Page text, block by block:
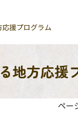
援プログラム
地方応援
ペー